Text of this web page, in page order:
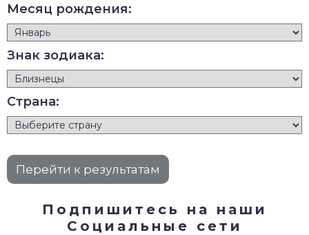
Месяц рождения:
Знак зодиака:
Страна:
Подпишитесь на наши
Социальные сети